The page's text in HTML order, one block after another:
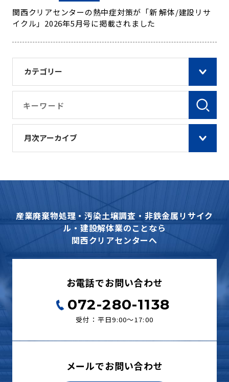
カテゴリー
月次アーカイブ
関西クリアセンターの熱中症対策が「新 解体/建設リサ
イクル」2026年5月号に掲載されました
産業廃棄物処理・汚染土壌調査・非鉄金属リサイク
ル・建設解体業のことなら
関西クリアセンターへ
お電話でお問い合わせ
072-280-1138
受付：平日9:00〜17:00
メールでお問い合わせ